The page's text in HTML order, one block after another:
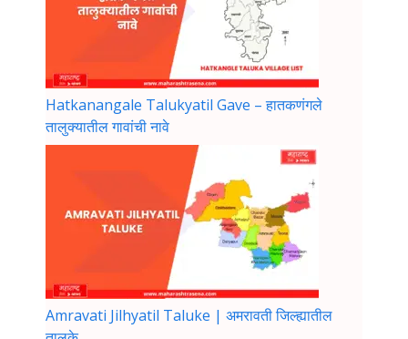
Hatkanangale Talukyatil Gave – हातकणंगले
तालुक्यातील गावांची नावे
Amravati Jilhyatil Taluke | अमरावती जिल्ह्यातील